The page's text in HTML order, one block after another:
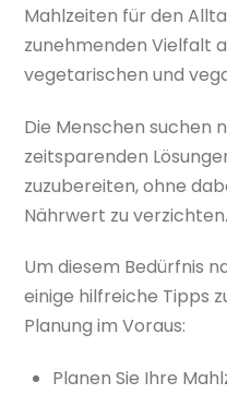
Mahlzeiten für den
zunehmenden Vielfalt
vegetarischen und
Die Menschen suchen
zeitsparenden
zuzubereiten, ohne
Nährwert zu verzichten.
Um diesem Bedürfnis
einige hilfreiche Tipps
Planung im Voraus:
Planen Sie Ihre